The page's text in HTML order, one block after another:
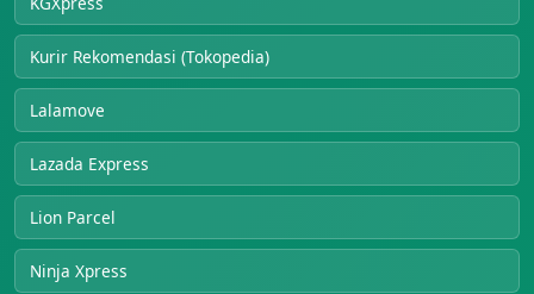
Kurir Rekomendasi (Tokopedia)
Lalamove
Lazada Express
Lion Parcel
Ninja Xpress